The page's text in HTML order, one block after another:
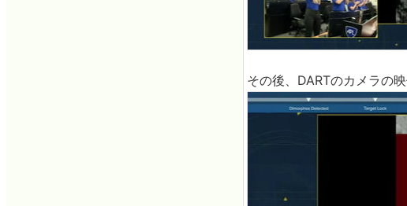
その後、DARTのカメラの映